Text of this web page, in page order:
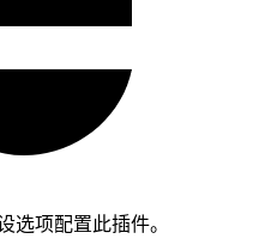
选项配置此插件。